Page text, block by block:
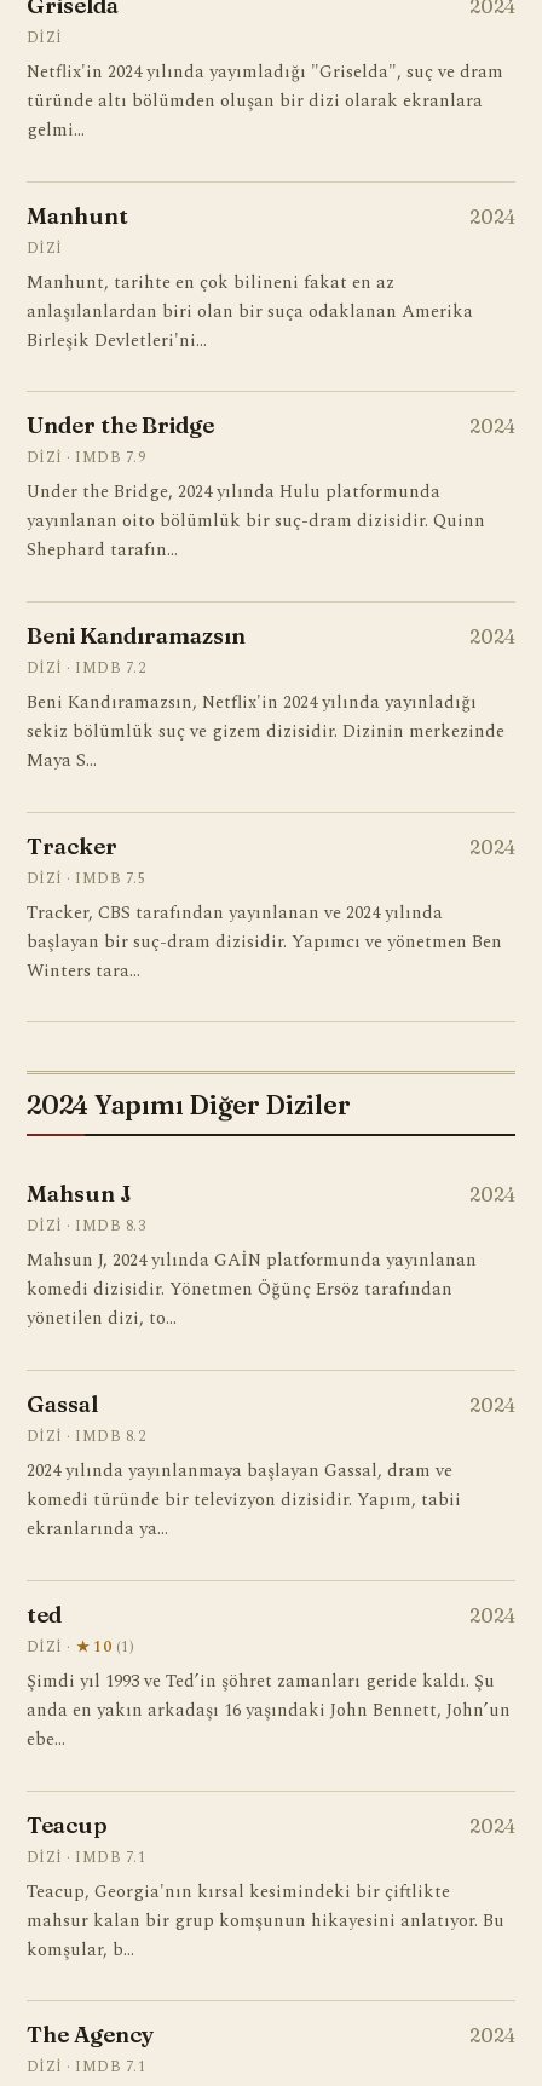
2024
DIZI
Netflix'in 2024 yılında yayımladığı "Griselda", suç ve dram
türünde altı bölümden oluşan bir dizi olarak ekranlara
gelmi…
Manhunt 2024
DIZI
Manhunt, tarihte en çok bilineni fakat en az
anlaşılanlardan biri olan bir suça odaklanan Amerika
Birleşik Devletleri'ni…
Under the Bridge 2024
DIZI · IMDB 7.9
Under the Bridge, 2024 yılında Hulu platformunda
yayınlanan oito bölümlük bir suç-dram dizisidir. Quinn
Shephard tarafın…
Beni Kandıramazsın 2024
DIZI · IMDB 7.2
Beni Kandıramazsın, Netflix'in 2024 yılında yayınladığı
sekiz bölümlük suç ve gizem dizisidir. Dizinin merkezinde
Maya S…
Tracker 2024
DIZI · IMDB 7.5
Tracker, CBS tarafından yayınlanan ve 2024 yılında
başlayan bir suç-dram dizisidir. Yapımcı ve yönetmen Ben
Winters tara…
2024 Yapımı Diğer Diziler
Mahsun J 2024
DIZI · IMDB 8.3
Mahsun J, 2024 yılında GAİN platformunda yayınlanan
komedi dizisidir. Yönetmen Öğünç Ersöz tarafından
yönetilen dizi, to…
Gassal 2024
DIZI · IMDB 8.2
2024 yılında yayınlanmaya başlayan Gassal, dram ve
komedi türünde bir televizyon dizisidir. Yapım, tabii
ekranlarında ya…
ted 2024
DIZI · ★ 10 (1)
Şimdi yıl 1993 ve Ted’in şöhret zamanları geride kaldı. Şu
anda en yakın arkadaşı 16 yaşındaki John Bennett, John’un
ebe…
Teacup 2024
DIZI · IMDB 7.1
Teacup, Georgia'nın kırsal kesimindeki bir çiftlikte
mahsur kalan bir grup komşunun hikayesini anlatıyor. Bu
komşular, b…
The Agency 2024
DIZI · IMDB 7.1